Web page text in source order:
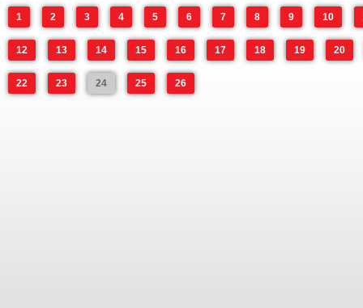
1 2 3 4 5 6 7 8 9 10
12 13 14 15 16 17 18 19 20
22 23 24 25 26